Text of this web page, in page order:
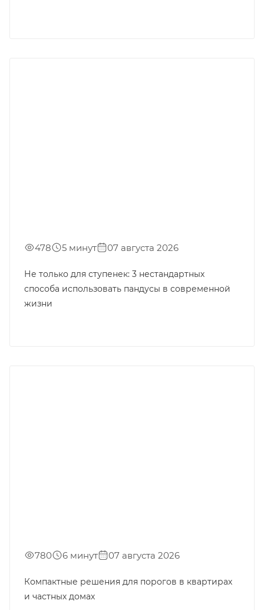
478 5 минут 07 августа 2026
Не только для ступенек: 3 нестандартных
способа использовать пандусы в современной
жизни
780 6 минут 07 августа 2026
Компактные решения для порогов в квартирах
и частных домах